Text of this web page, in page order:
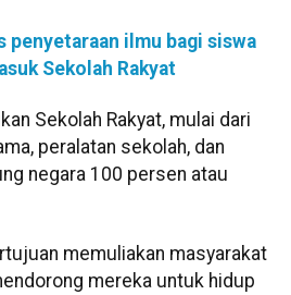
penyetaraan ilmu bagi siswa
Sekolah Rakyat
Sekolah Rakyat, mulai dari
peralatan sekolah, dan
negara 100 persen atau
memuliakan masyarakat
mereka untuk hidup